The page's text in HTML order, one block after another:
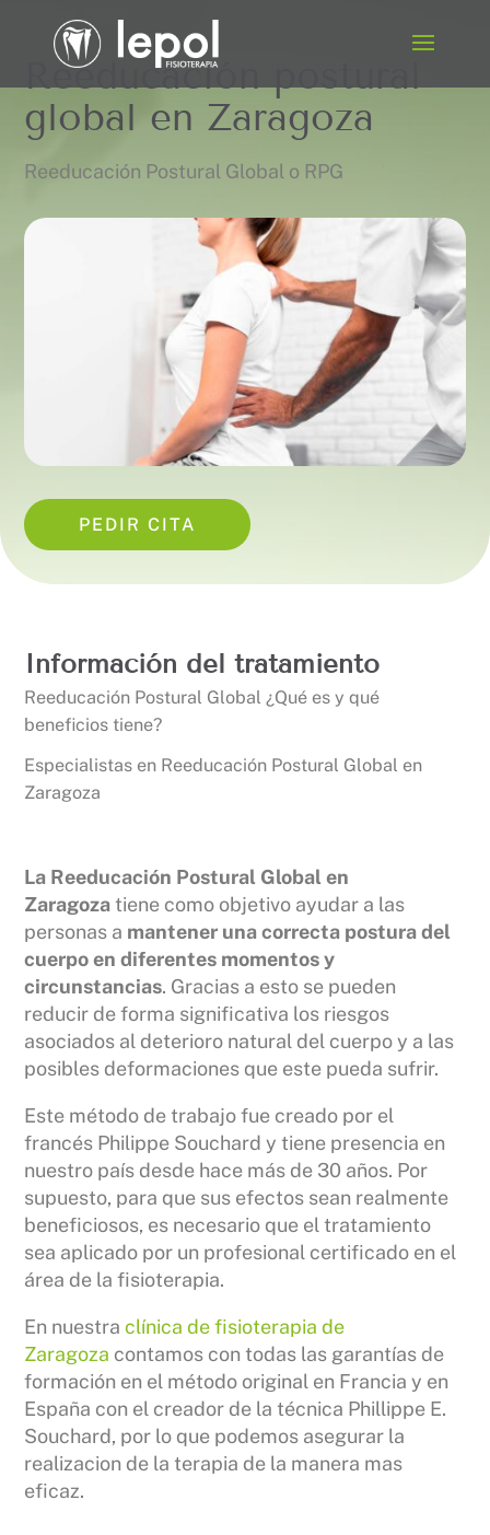
Reeducación postural
global en Zaragoza
Reeducación Postural Global o RPG
PEDIR CITA
Información del tratamiento
Reeducación Postural Global ¿Qué es y qué
beneficios tiene?
Especialistas en Reeducación Postural Global en
Zaragoza
La Reeducación Postural Global en
Zaragoza tiene como objetivo ayudar a las
personas a mantener una correcta postura del
cuerpo en diferentes momentos y
circunstancias. Gracias a esto se pueden
reducir de forma significativa los riesgos
asociados al deterioro natural del cuerpo y a las
posibles deformaciones que este pueda sufrir.
Este método de trabajo fue creado por el
francés Philippe Souchard y tiene presencia en
nuestro país desde hace más de 30 años. Por
supuesto, para que sus efectos sean realmente
beneficiosos, es necesario que el tratamiento
sea aplicado por un profesional certificado en el
área de la fisioterapia.
En nuestraclínica de fisioterapia de
Zaragoza contamos con todas las garantías de
formación en el método original en Francia y en
España con el creador de la técnica Phillippe E.
Souchard, por lo que podemos asegurar la
realizacion de la terapia de la manera mas
eficaz.